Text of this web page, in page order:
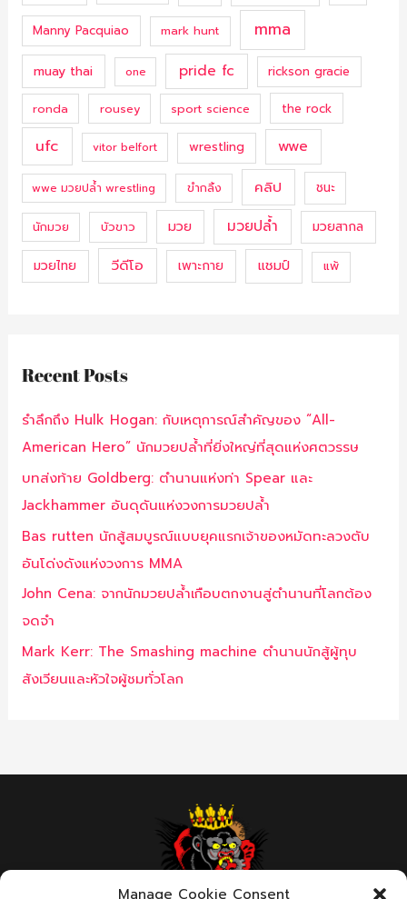
Manage Cookie Consent
Manny Pacquiao mark hunt mma
muay thai one pride fc rickson gracie
ronda rousey sport science the rock
ufc vitor belfort wrestling wwe
wwe มวยปล้ำ wrestling ขำกลิ้ง คลิป ชนะ
นักมวย บัวขาว มวย มวยปล้ำ มวยสากล
มวยไทย วีดีโอ เพาะกาย แชมป์ แพ้
Recent Posts
รำลึกถึง Hulk Hogan: กับเหตุการณ์สำคัญของ “All-
American Hero” นักมวยปล้ำที่ยิ่งใหญ่ที่สุดแห่งศตวรรษ
บทส่งท้าย Goldberg: ตำนานแห่งท่า Spear และ
Jackhammer อันดุดันแห่งวงการมวยปล้ำ
Bas rutten นักสู้สมบูรณ์แบบยุคแรกเจ้าของหมัดทะลวงตับ
อันโด่งดังแห่งวงการ MMA
John Cena: จากนักมวยปล้ำเกือบตกงานสู่ตำนานที่โลกต้อง
จดจำ
Mark Kerr: The Smashing machine ตำนานนักสู้ผู้ทุบ
สังเวียนและหัวใจผู้ชมทั่วโลก